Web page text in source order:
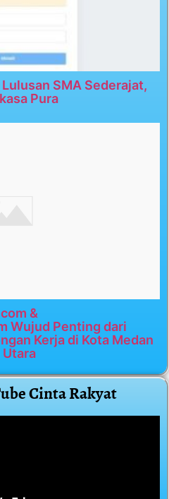
SMA Sederajat,
Pura
&
Wujud Penting dari
Kerja di Kota Medan
Cinta Rakyat